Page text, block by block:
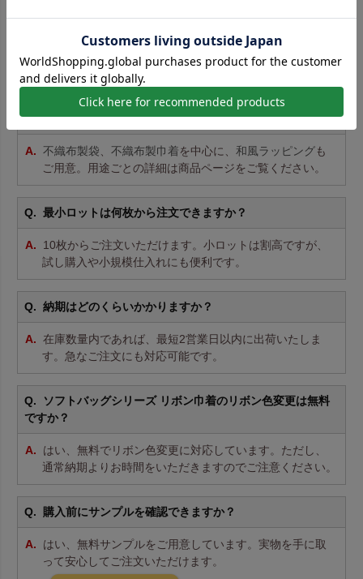
ラッピング袋 よくあるご質問
どんな種類のラッピング袋を扱っていますか？
不織布製袋、 不織布製巾着を中心に、 和風ラッピングも
ご用意。用途ごとの詳細は商品ページをご覧ください。
最小ロットは何枚から注文できますか？
10枚からご注文いただけます。小ロットは割高ですが、
試し購入や小規模仕入れにも便利です。
納期はどのくらいかかりますか？
在庫数量内であれば、最短2営業日以内に出荷いたしま
す。急なご注文にも対応可能です。
ソフトバッグシリーズ リボン巾着のリボン色変更は無料
ですか？
はい、無料でリボン色変更に対応しています。ただし、
通常納期よりお時間をいただきますのでご注意ください。
購入前にサンプルを確認できますか？
はい、無料サンプルをご用意しています。実物を手に取
って安心してご注文いただけます。